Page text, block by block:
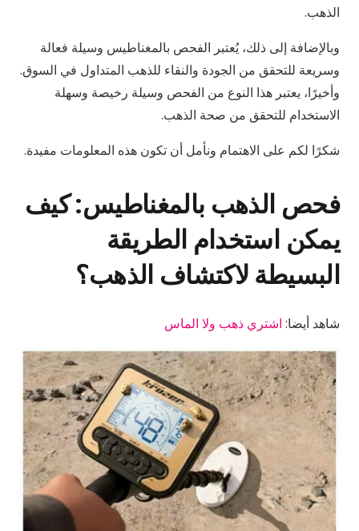
الذهب.
وبالإضافة إلى ذلك، يُعتبر الفحص بالمغناطيس وسيلة فعالة
وسريعة للتحقق من الجودة والنقاء للذهب المتداول في السوق.
وأخيرًا، يعتبر هذا النوع من الفحص وسيلة رخيصة وسهلة
الاستخدام للتحقق من صحة الذهب.
شكرًا لكم على الاهتمام ونأمل أن تكون هذه المعلومات مفيدة.
فحص الذهب بالمغناطيس: كيف
يمكن استخدام الطريقة
البسيطة لاكتشاف الذهب؟
شاهد أيضا: اشتري ذهب ولا الماس